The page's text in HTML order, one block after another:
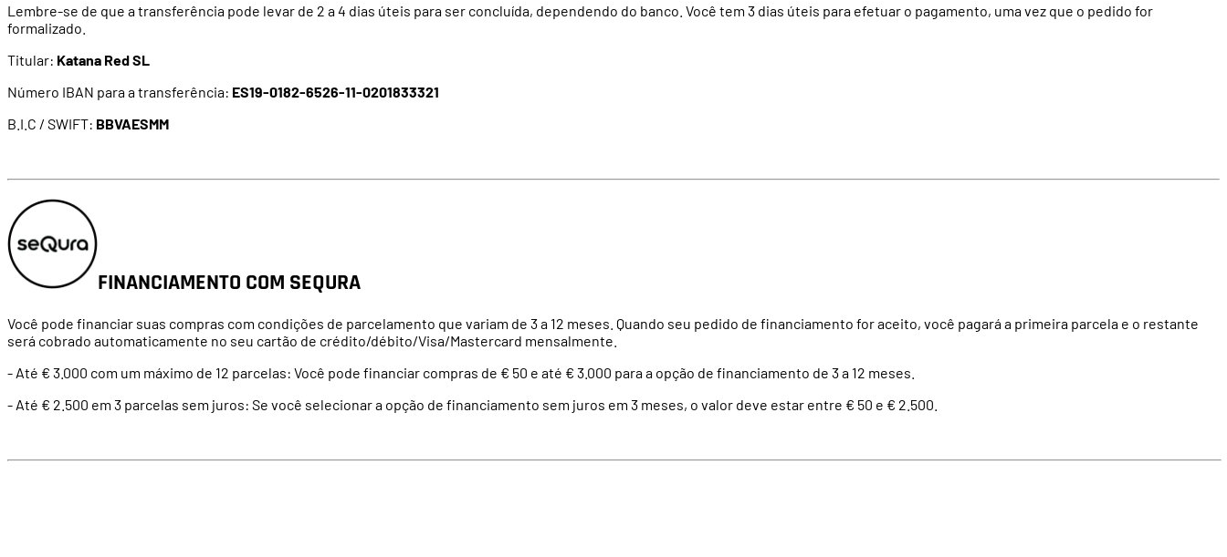
Lembre-se de que a transferência pode levar de 2 a 4 dias úteis para ser concluída, dependendo do banco. Você tem 3 dias úteis para efetuar o pagamento, uma vez que o pedido for
formalizado.
Titular: Katana Red SL
Número IBAN para a transferência: ES19-0182-6526-11-0201833321
B.I.C / SWIFT: BBVAESMM
FINANCIAMENTO COM SEQURA
Você pode financiar suas compras com condições de parcelamento que variam de 3 a 12 meses. Quando seu pedido de financiamento foraceito, você pagará a primeira parcela e o restante
será cobrado automaticamente no seu cartão de crédito/débito/Visa/Mastercard mensalmente
- Até € 3.000 com um máximo de 12 parcelas: Você pode financiar compras de € 50 e até € 3.000 para a opção de financiamento de 3 a 12 meses.
- Até € 2.500 em 3 parcelas sem juros: Se você selecionar a opção de financiamento sem juros em 3 meses, o valor deve estar entre € 50 e € 2.500.